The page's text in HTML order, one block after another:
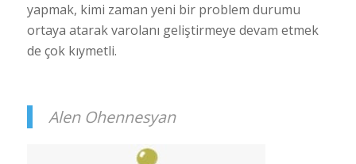
yapmak, kimi zaman yeni bir problem durumu
ortaya atarak varolanı geliştirmeye devam etmek
de çok kıymetli.
Alen Ohennesyan